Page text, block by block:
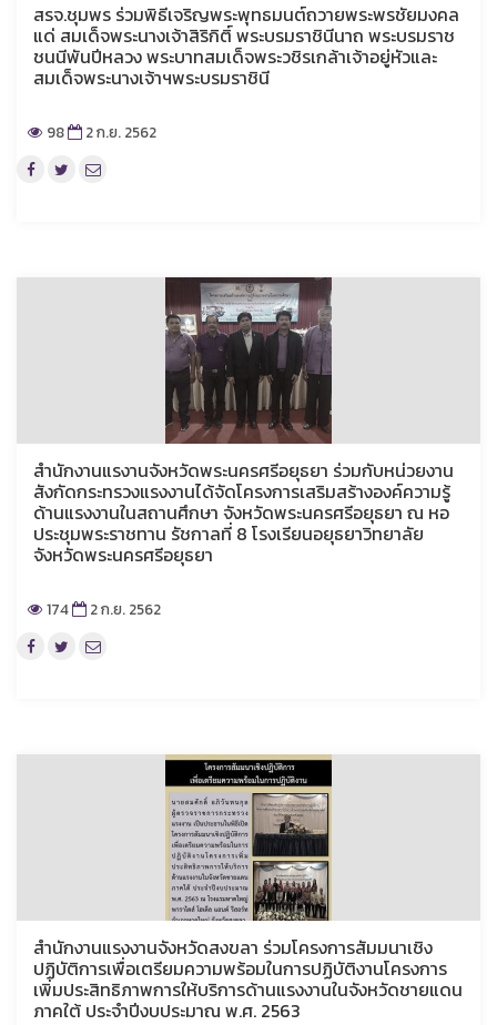
สรจ.ชุมพร ร่วมพิธีเจริญพระพุทธมนต์ถวายพระพรชัยมงคล
แด่ สมเด็จพระนางเจ้าสิริกิติ์ พระบรมราชินีนาถ พระบรมราช
ชนนีพันปีหลวง พระบาทสมเด็จพระวชิรเกล้าเจ้าอยู่หัวและ
สมเด็จพระนางเจ้าฯพระบรมราชินี
98 2 ก.ย. 2562
สำนักงานแรงานจังหวัดพระนครศรีอยุธยา ร่วมกับหน่วยงาน
สังกัดกระทรวงแรงงานได้จัดโครงการเสริมสร้างองค์ความรู้
ด้านแรงงานในสถานศึกษา จังหวัดพระนครศรีอยุธยา ณ หอ
ประชุมพระราชทาน รัชกาลที่ 8 โรงเรียนอยุธยาวิทยาลัย
จังหวัดพระนครศรีอยุธยา
174 2 ก.ย. 2562
สำนักงานแรงงานจังหวัดสงขลา ร่วมโครงการสัมมนาเชิง
ปฏิบัติการเพื่อเตรียมความพร้อมในการปฏิบัติงานโครงการ
เพิ่มประสิทธิภาพการให้บริการด้านแรงงานในจังหวัดชายแดน
ภาคใต้ ประจำปีงบประมาณ พ.ศ. 2563